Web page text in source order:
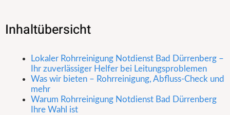
Inhaltübersicht
Lokaler Rohrreinigung Notdienst Bad Dürrenberg –
Ihr zuverlässiger Helfer bei Leitungsproblemen
Was wir bieten – Rohrreinigung, Abfluss-Check und
mehr
Warum Rohrreinigung Notdienst Bad Dürrenberg
Ihre Wahl ist